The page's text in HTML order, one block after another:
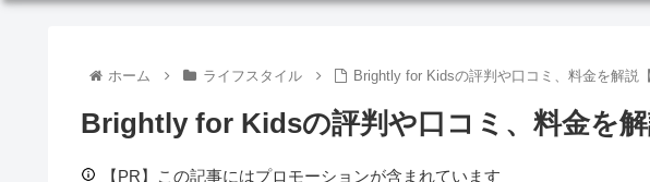
ホーム ライフスタイル Brightly for Kidsの評判や口コミ、料金を解説
Brightly for Kidsの評判や口コミ、料金を
【PR】この記事にはプロモーションが含まれています